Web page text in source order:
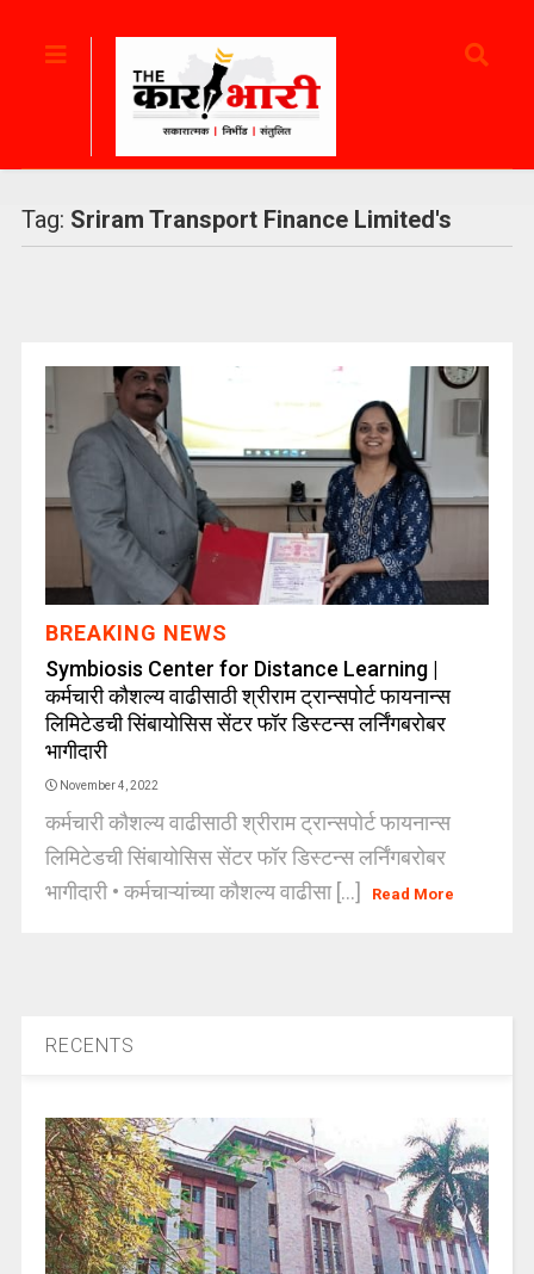
Tag: Sriram Transport Finance Limited's
BREAKING NEWS
Symbiosis Center for Distance Learning |
कर्मचारी कौशल्य वाढीसाठी श्रीराम ट्रान्सपोर्ट फायनान्स
लिमिटेडची सिंबायोसिस सेंटर फॉर डिस्टन्स लर्निंगबरोबर
भागीदारी
November 4, 2022
कर्मचारी कौशल्य वाढीसाठी श्रीराम ट्रान्सपोर्ट फायनान्स
लिमिटेडची सिंबायोसिस सेंटर फॉर डिस्टन्स लर्निंगबरोबर
भागीदारी • कर्मचाऱ्यांच्या कौशल्य वाढीसा [...]
Read More
RECENTS